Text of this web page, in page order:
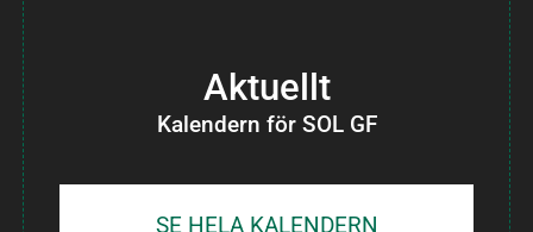
Aktuellt
Kalendern för SOL GF
SE HELA KALENDERN